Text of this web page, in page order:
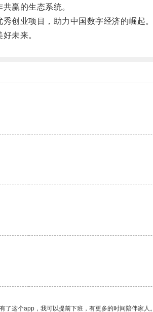
赢的生态系统。
业项目，助力中国数字经济的崛起。
未来。
这个app，我可以提前下班，有更多的时间陪伴家人。